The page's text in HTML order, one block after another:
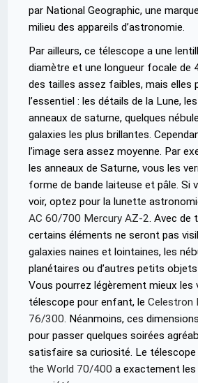
par National Geographic, une
milieu des appareils d’astronomie.
Par ailleurs, ce télescope a une
diamètre et une longueur focale de
des tailles assez faibles, mais elles
l’essentiel : les détails de la Lune,
anneaux de saturne, quelques
galaxies les plus brillantes.
l’image sera assez moyenne. Par
les anneaux de Saturne, vous les
forme de bande laiteuse et pâle. Si
voir, optez pour la lunette
AC 60/700 Mercury AZ-2. Avec de
certains éléments ne seront pas
galaxies naines et lointaines, les
planétaires ou d’autres petits
Vous pourrez légèrement mieux les
télescope pour enfant, le Celestron
76/300. Néanmoins, ces
pour passer quelques soirées
satisfaire sa curiosité. Le télescope
the World 70/400 a exactement les